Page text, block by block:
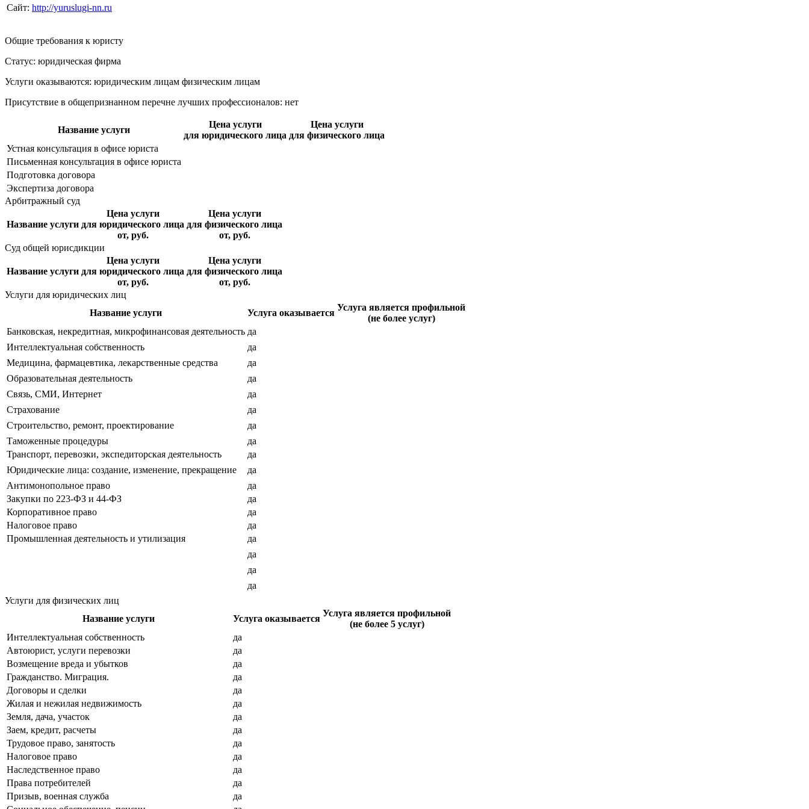
Сайт: http://yuruslugi-nn.ru
Общие требования к юристу
Статус: юридическая фирма
Услуги оказываются: юридическим лицам физическим лицам
Присутствие в общепризнанном перечне лучших профессионалов: нет
Название услуги
Цена услуги
для юридического лица
Цена услуги
для физического лица
Устная консультация в офисе юриста
Письменная консультация в офисе юриста
Подготовка договора
Экспертиза договора
Арбитражный суд
Название услуги
Цена услуги
для юридического лица
от, руб.
Цена услуги
для физического лица
от, руб.
Суд общей юрисдикции
Название услуги
Цена услуги
для юридического лица
от, руб.
Цена услуги
для физического лица
от, руб.
Услуги для юридических лиц
Название услуги
Услуга оказывается
Услуга является профильной
(не более услуг)
Банковская, некредитная, микрофинансовая деятельность да
Интеллектуальная собственность
да
Медицина, фармацевтика, лекарственные средства
да
Образовательная деятельность
да
Связь, СМИ, Интернет
да
Страхование
да
Строительство, ремонт, проектирование
да
Таможенные процедуры
да
Транспорт, перевозки, экспедиторская деятельность
да
Юридические лица: создание, изменение, прекращение
да
Антимонопольное право
да
Закупки по 223-ФЗ и 44-ФЗ
да
Корпоративное право
да
Налоговое право
да
Промышленная деятельность и утилизация
да
да
да
да
Услуги для физических лиц
Название услуги
Услуга оказывается
Услуга является профильной
(не более 5 услуг)
Интеллектуальная собственность
да
Автоюрист, услуги перевозки
да
Возмещение вреда и убытков
да
Гражданство. Миграция.
да
Договоры и сделки
да
Жилая и нежилая недвижимость
да
Земля, дача, участок
да
Заем, кредит, расчеты
да
Трудовое право, занятость
да
Налоговое право
да
Наследственное право
да
Права потребителей
да
Призыв, военная служба
да